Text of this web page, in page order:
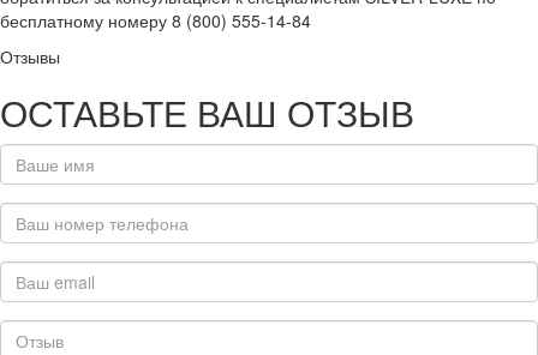
бесплатному номеру 8 (800) 555-14-84
Отзывы
ОСТАВЬТЕ ВАШ ОТЗЫВ